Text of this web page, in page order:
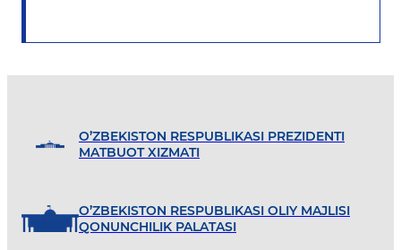
O’ZBEKISTON RESPUBLIKASI PREZIDENTI
MATBUOT XIZMATI
O’ZBEKISTON RESPUBLIKASI OLIY MAJLISI
QONUNCHILIK PALATASI